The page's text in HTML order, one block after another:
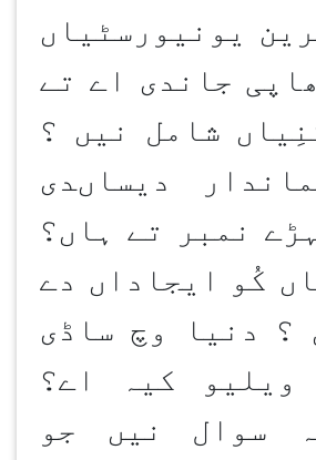
یونیورسٹیاں
جاندی اے تے
شامل نیں ؟
دیساںدی
نمبر تے ہاں؟
کُو ایجاداں دے
؟ دنیا وچ ساڈی
ویلیو کیہ اے؟
سوال نیں جو